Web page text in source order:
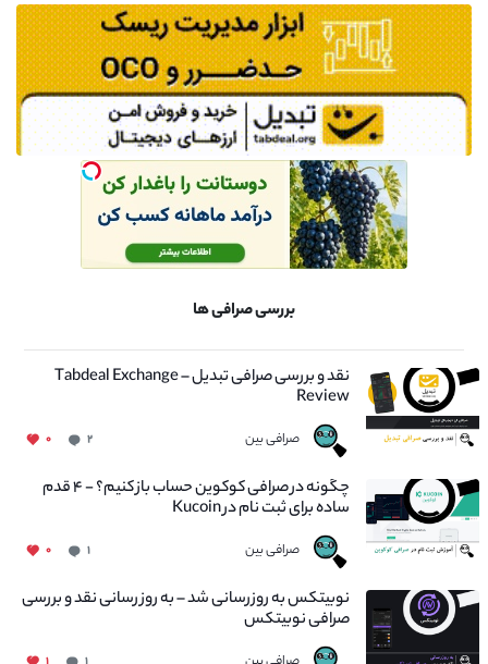
بررسی صرافی ها
نقد و بررسی صرافی تبدیل – Tabdeal Exchange
Review
صرافی بین ۲ ۰
چگونه در صرافی کوکوین حساب باز کنیم؟ - ۴ قدم
ساده برای ثبت نام در Kucoin
صرافی بین ۱ ۰
نوبیتکس به روزرسانی شد – به روز رسانی نقد و بررسی
صرافی نوبیتکس